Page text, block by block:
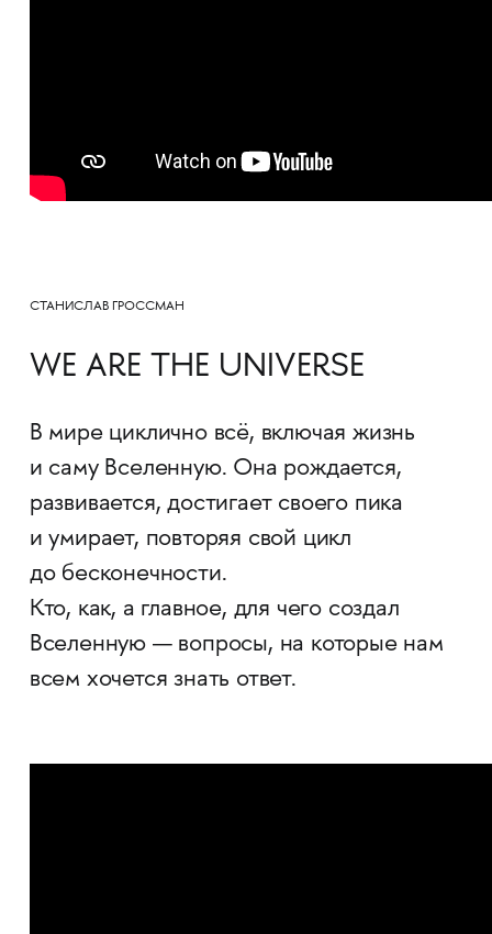
СТАНИСЛАВ ГРОССМАН
WE ARE THE UNIVERSE
В мире циклично всё, включая жизнь
и саму Вселенную. Она рождается,
развивается, достигает своего пика
и умирает, повторяя свой цикл
до бесконечности.
Кто, как, а главное, для чего создал
Вселенную — вопросы, на которые нам
всем хочется знать ответ.